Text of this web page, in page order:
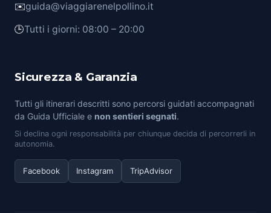
✉️guida@viaggiarenelpollino.it
🕒Tutti i giorni: 08:00 – 20:00
Sicurezza & Garanzia
Tutti gli itinerari descritti sono percorsi guidati accompagnati
da Guida Ufficiale e non sentieri segnati.
Si declina ogni responsabilità per chiunque decida di percorrerli in
autonomia.
Facebook Instagram TripAdvisor